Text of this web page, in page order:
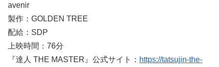
avenir
製作：GOLDEN TREE
配給：SDP
上映時間：76分
『達人 THE MASTER』公式サイト： https://tatsujin-the-